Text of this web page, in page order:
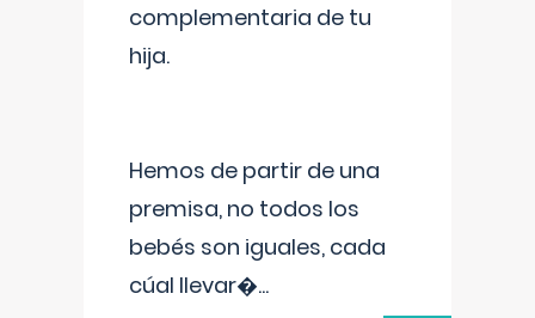
complementaria de tu
hija.
Hemos de partir de una
premisa, no todos los
bebés son iguales, cada
cúal llevar�...